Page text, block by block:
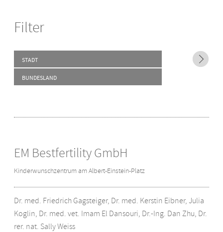
Filter
STADT
BUNDESLAND
EM Bestfertility GmbH
Kinderwunschzentrum am Albert-Einstein-Platz
Dr. med. Friedrich Gagsteiger, Dr. med. Kerstin Eibner, Julia
Koglin, Dr. med. vet. Imam El Dansouri, Dr.-Ing. Dan Zhu, Dr.
rer. nat. Sally Weiss